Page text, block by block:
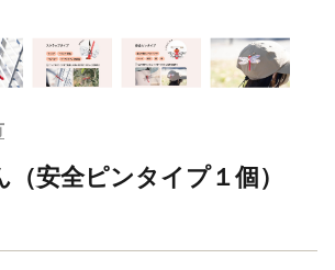
安全ピンタイプ１個）